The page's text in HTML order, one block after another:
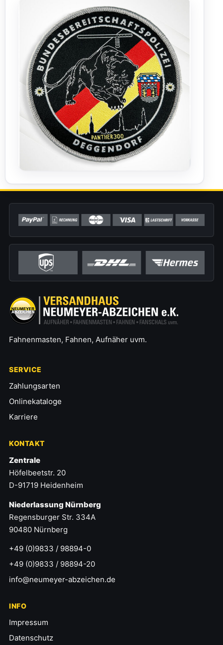
Fahnenmasten, Fahnen, Aufnäher uvm.
SERVICE
Zahlungsarten
Onlinekataloge
Karriere
KONTAKT
Zentrale
Höfelbeetstr. 20
D-91719 Heidenheim
Niederlassung Nürnberg
Regensburger Str. 334A
90480 Nürnberg
+49 (0)9833 / 98894-0
+49 (0)9833 / 98894-20
info@neumeyer-abzeichen.de
INFO
Impressum
Datenschutz